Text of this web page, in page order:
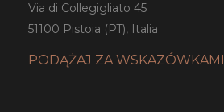
Via di Collegigliato 45
51100 Pistoia (PT), Italia
PODĄŻAJ ZA WSKAZÓWKAMI